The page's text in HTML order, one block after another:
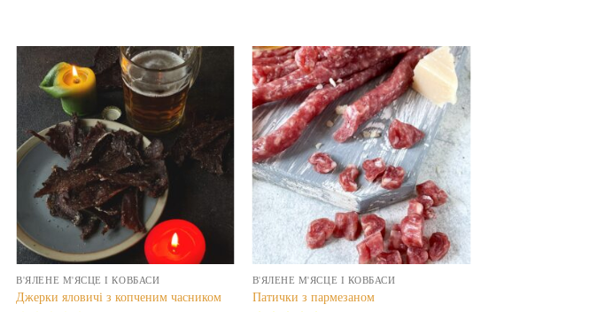
В'ЯЛЕНЕ М'ЯСЦЕ І КОВБАСИ
Джерки яловичі з копченим часником
В'ЯЛЕНЕ М'ЯСЦЕ І КОВБАСИ
Патички з пармезаном